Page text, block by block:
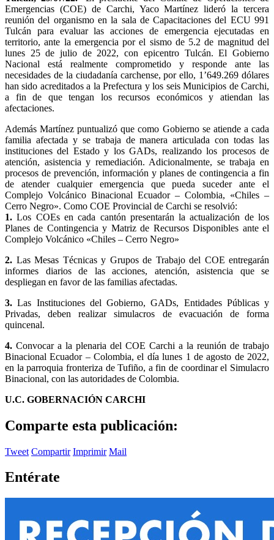
Emergencias (COE) de Carchi, Yaco Martínez lideró la tercera
reunión del organismo en la sala de Capacitaciones del ECU 991
Tulcán para evaluar las acciones de emergencia ejecutadas en
territorio, ante la emergencia por el sismo de 5.2 de magnitud del
lunes 25 de julio de 2022, con epicentro Tulcán. El Gobierno
Nacional está realmente comprometido y responde ante las
necesidades de la ciudadanía carchense, por ello, 1’649.269 dólares
han sido acreditados a la Prefectura y los seis Municipios de Carchi,
a fin de que tengan los recursos económicos y atiendan las
afectaciones.
Además Martínez puntualizó que como Gobierno se atiende a cada
familia afectada y se trabaja de manera articulada con todas las
instituciones del Estado y los GADs, realizando los procesos de
atención, asistencia y remediación. Adicionalmente, se trabaja en
procesos de prevención, información y planes de contingencia a fin
de atender cualquier emergencia que pueda suceder ante el
Complejo Volcánico Binacional Ecuador – Colombia, «Chiles –
Cerro Negro». Como COE Provincial de Carchi se resolvió:
1. Los COEs en cada cantón presentarán la actualización de los
Planes de Contingencia y Matriz de Recursos Disponibles ante el
Complejo Volcánico «Chiles – Cerro Negro»
2. Las Mesas Técnicas y Grupos de Trabajo del COE entregarán
informes diarios de las acciones, atención, asistencia que se
despliegan en favor de las familias afectadas.
3. Las Instituciones del Gobierno, GADs, Entidades Públicas y
Privadas, deben realizar simulacros de evacuación de forma
quincenal.
4. Convocar a la plenaria del COE Carchi a la reunión de trabajo
Binacional Ecuador – Colombia, el día lunes 1 de agosto de 2022,
en la parroquia fronteriza de Tufiño, a fin de coordinar el Simulacro
Binacional, con las autoridades de Colombia.
U.C. GOBERNACIÓN CARCHI
Comparte esta publicación:
Tweet Compartir Imprimir Mail
Entérate